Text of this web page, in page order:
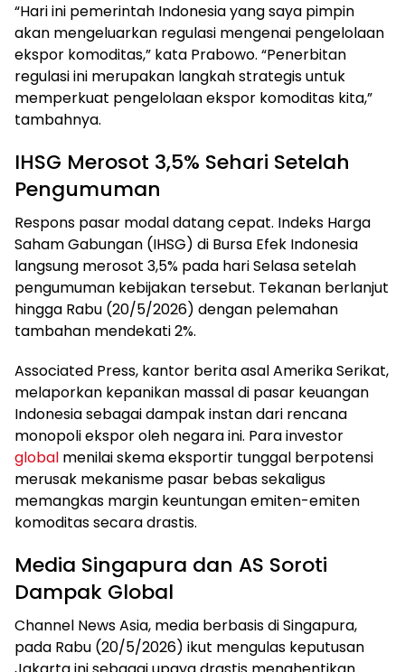
“Hari ini pemerintah Indonesia yang saya pimpin
akan mengeluarkan regulasi mengenai pengelolaan
ekspor komoditas,” kata Prabowo. “Penerbitan
regulasi ini merupakan langkah strategis untuk
memperkuat pengelolaan ekspor komoditas kita,”
tambahnya.
IHSG Merosot 3,5% Sehari Setelah
Pengumuman
Respons pasar modal datang cepat. Indeks Harga
Saham Gabungan (IHSG) di Bursa Efek Indonesia
langsung merosot 3,5% pada hari Selasa setelah
pengumuman kebijakan tersebut. Tekanan berlanjut
hingga Rabu (20/5/2026) dengan pelemahan
tambahan mendekati 2%.
Associated Press, kantor berita asal Amerika Serikat,
melaporkan kepanikan massal di pasar keuangan
Indonesia sebagai dampak instan dari rencana
monopoli ekspor oleh negara ini. Para investor
global menilai skema eksportir tunggal berpotensi
merusak mekanisme pasar bebas sekaligus
memangkas margin keuntungan emiten-emiten
komoditas secara drastis.
Media Singapura dan AS Soroti
Dampak Global
Channel News Asia, media berbasis di Singapura,
pada Rabu (20/5/2026) ikut mengulas keputusan